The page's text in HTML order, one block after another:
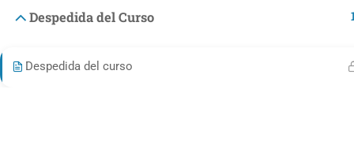
Despedida del Curso
Despedida del curso